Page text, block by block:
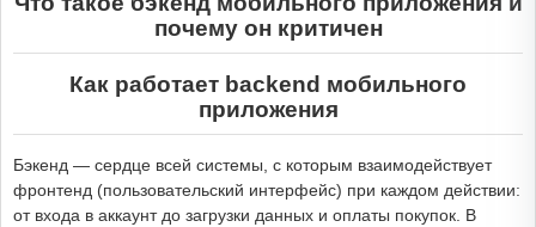
почему он критичен
Как работает backend мобильного
приложения
Бэкенд — сердце всей системы, с которым взаимодействует
фронтенд (пользовательский интерфейс) при каждом действии:
от входа в аккаунт до загрузки данных и оплаты покупок. В